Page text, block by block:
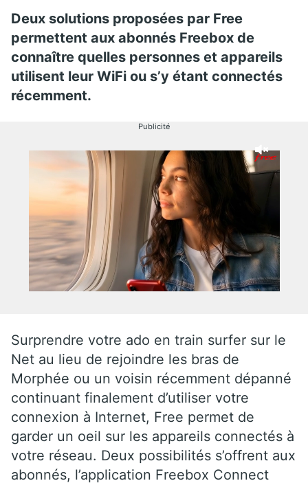
Deux solutions proposées par Free
permettent aux abonnés Freebox de
connaître quelles personnes et appareils
utilisent leur WiFi ou s’y étant connectés
récemment.
Publicité
Surprendre votre ado en train surfer sur le
Net au lieu de rejoindre les bras de
Morphée ou un voisin récemment dépanné
continuant finalement d’utiliser votre
connexion à Internet, Free permet de
garder un oeil sur les appareils connectés à
votre réseau. Deux possibilités s’offrent aux
abonnés, l’application Freebox Connect